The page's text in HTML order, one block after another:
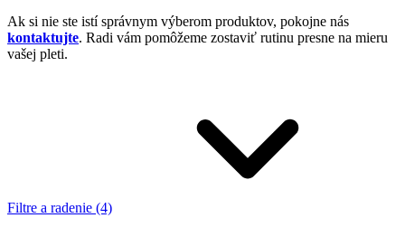
Ak si nie ste istí správnym výberom produktov, pokojne nás
kontaktujte. Radi vám pomôžeme zostaviť rutinu presne na mieru
vašej pleti.
Filtre a radenie (4)